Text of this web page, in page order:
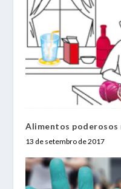
Alimentos poderosos
13 de setembro de 2017